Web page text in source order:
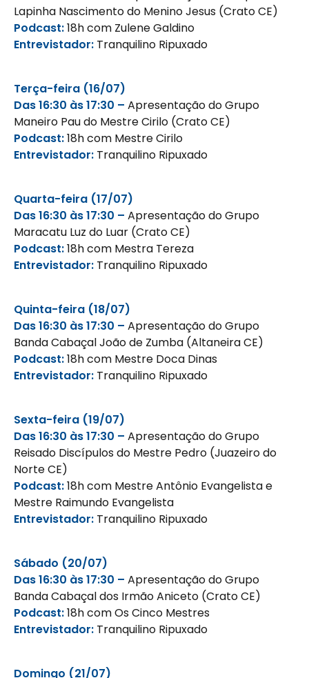
Lapinha Nascimento do MeninoJesus (Crato CE)
Podcast:18h com Zulene Galdino
Entrevistador: Tranquilino Ripuxado
Terça-feira (16/07)
Das 16:30 às 17:30 – Apresentação do Grupo
Maneiro Pau do Mestre Cirilo (CratoCE)
Podcast:18h com Mestre Cirilo
Entrevistador: Tranquilino Ripuxado
Quarta-feira (17/07)
Das 16:30 às 17:30 – Apresentação do Grupo
Maracatu Luz do Luar (Crato CE)
Podcast:18h com Mestra Tereza
Entrevistador: Tranquilino Ripuxado
Quinta-feira (18/07)
Das 16:30 às 17:30 – Apresentação do Grupo
Banda Cabaçal João de Zumba (Altaneira CE)
Podcast:18h com Mestre Doca Dinas
Entrevistador: Tranquilino Ripuxado
Sexta-feira (19/07)
Das 16:30 às 17:30 – Apresentação do Grupo
Reisado Discípulos do Mestre Pedro (Juazeiro do
Norte CE)
Podcast:18h com Mestre Antônio Evangelista e
Mestre Raimundo Evangelista
Entrevistador: Tranquilino Ripuxado
Sábado (20/07)
Das 16:30 às 17:30 – Apresentação do Grupo
Banda Cabaçal dos Irmão Aniceto (Crato CE)
Podcast:18h com Os Cinco Mestres
Entrevistador: Tranquilino Ripuxado
Domingo (21/07)